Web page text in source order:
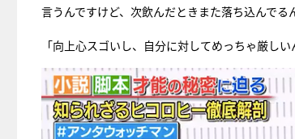
言うんですけど、次飲んだときまた落ち込んでる
「向上心スゴいし、自分に対してめっちゃ厳しい